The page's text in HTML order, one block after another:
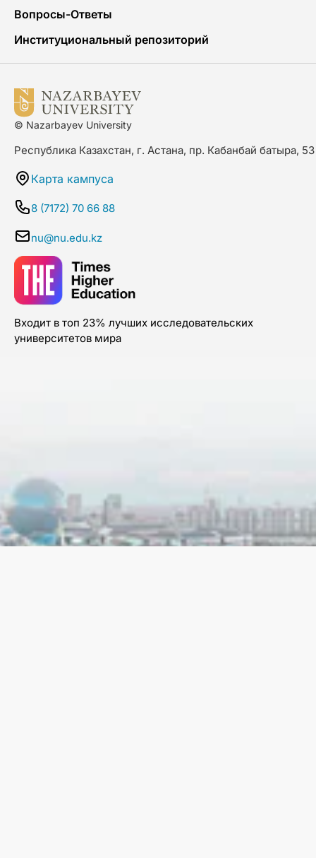
Вопросы-Ответы
Институциональный репозиторий
© Nazarbayev University
Республика Казахстан, г. Астана, пр. Кабанбай батыра, 53
Карта кампуса
8 (7172) 70 66 88
nu@nu.edu.kz
Входит в топ 23% лучших исследовательских
университетов мира